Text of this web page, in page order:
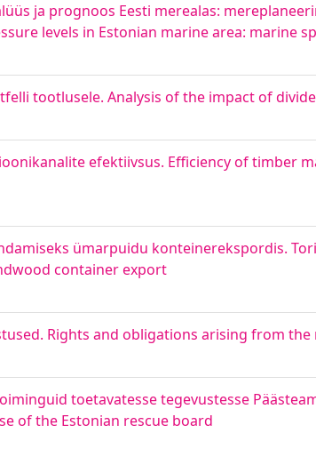
ja prognoos Eesti merealas:
levels in Estonian marine area: marine
tootlusele. Analysis of the impact of
efektiivsus. Efficiency of timber
ümarpuidu konteinerekspordis.
container export
Rights and obligations arising from
toetavatesse tegevustesse
of the Estonian rescue board